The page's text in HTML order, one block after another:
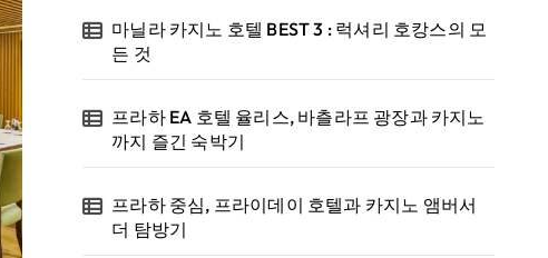
마닐라 카지노 호텔 BEST 3 : 럭셔리 호캉스의 모
든 것
프라하 EA 호텔 율리스, 바츨라프 광장과 카지노
까지 즐긴 숙박기
프라하 중심, 프라이데이 호텔과 카지노 앰버서
더 탐방기